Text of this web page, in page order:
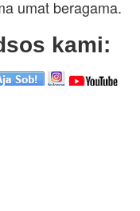
umat beragama.
kami: